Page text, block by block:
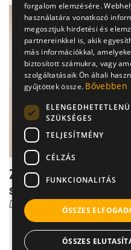
Zöldhályog: Így
szembetegség
Dr. Őri Zsolt
forgalom elemzésére.
használatára vonatkozó
megosztjuk hirdetési és
partnereinkkel is, akik
más információkkal,
biztosított számukra, vagy
szolgáltatásaik Ön általi
gyűjtöttek össze. Bővebben
SZÜKSÉGES
TELJESÍTMÉNY
CÉLZÁS
FUNKCIONALITÁS
ÖSSZES
ÖSSZES